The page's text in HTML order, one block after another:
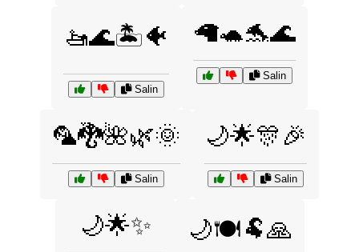
🚤🌊🏝️🐠
Salin
🦙🐢🐬🌊
Salin
🦜🐉🌺🌿🌞
Salin
🌙🌟🎊🎉
Salin
🌙🌟✨ 🌙🍽️🐏🙏